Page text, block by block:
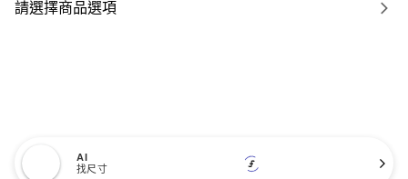
請選擇商品選項
AI
找尺寸